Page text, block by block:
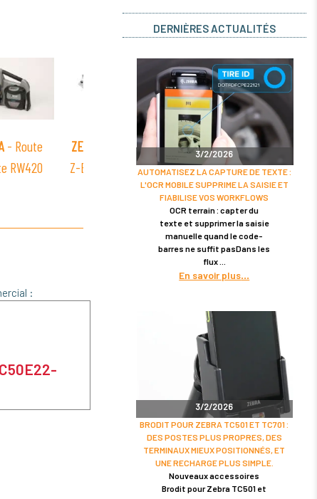
- Route
RW420
ZEBRA
- Bracelets
Z-Band Soft Infant
ZEBRA- Carte
Parallele ZT200
Main
:
DERNIÈRES ACTUALITÉS
3/2/2026
AUTOMATISEZ LA CAPTURE DE TEXTE :
L'OCR MOBILE SUPPRIME LA SAISIE ET
FIABILISE VOS WORKFLOWS
OCR terrain : capter du
texte et supprimer la saisie
manuelle quand le code-
barres ne suffit pasDans les
flux
En savoir plus
3/2/2026
BRODIT POUR ZEBRA TC501 ET TC701 :
DES POSTES PLUS PROPRES, DES
TERMINAUX MIEUX POSITIONNÉS, ET
UNE RECHARGE PLUS SIMPLE.
Nouveaux accessoires
Brodit pour Zebra TC501 et